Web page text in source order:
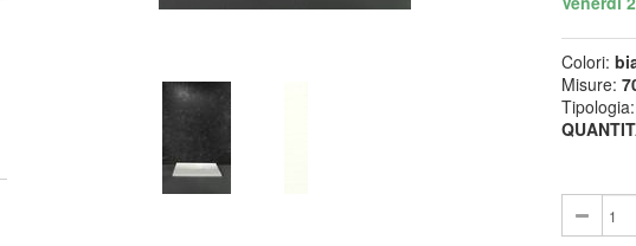
Colori:
Misure: